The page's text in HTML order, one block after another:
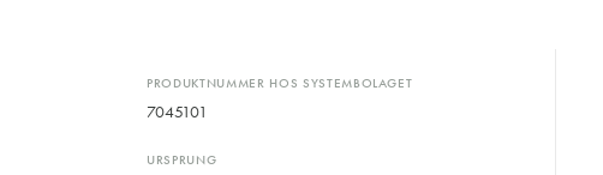
PRODUKTNUMMER HOS SYSTEMBOLAGET
7045101
URSPRUNG